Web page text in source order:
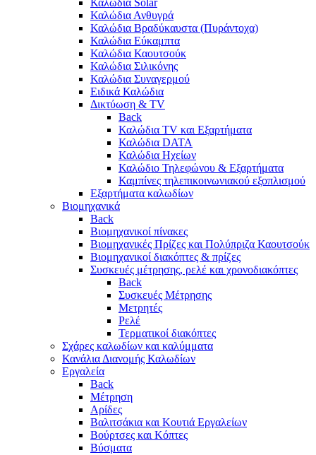
Καλώδια Ανθυγρά
Καλώδια Βραδύκαυστα (Πυράντοχα)
Καλώδια Εύκαμπτα
Καλώδια Καουτσούκ
Καλώδια Σιλικόνης
Καλώδια Συναγερμού
Ειδικά Καλώδια
Δικτύωση & TV
Back
Καλώδια TV και Εξαρτήματα
Καλώδια DATA
Καλώδια Ηχείων
Καλώδιο Τηλεφώνου & Εξαρτήματα
Καμπίνες τηλεπικοινωνιακού εξοπλισμού
Eξαρτήματα καλωδίων
Βιομηχανικά
Back
Βιομηχανικοί πίνακες
Βιομηχανικές Πρίζες και Πολύπριζα Καουτσούκ
Βιομηχανικοί διακόπτες & πρίζες
Συσκευές μέτρησης, ρελέ και χρονοδιακόπτες
Back
Συσκευές Μέτρησης
Μετρητές
Ρελέ
Τερματικοί διακόπτες
Σχάρες καλωδίων και καλύμματα
Κανάλια Διανομής Καλωδίων
Εργαλεία
Back
Μέτρηση
Αρίδες
Βαλιτσάκια και Κουτιά Εργαλείων
Βούρτσες και Κόπτες
Βύσματα